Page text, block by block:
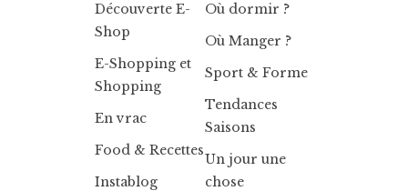
Découverte E-
Shop
E-Shopping et
Shopping
En vrac
Food & Recettes
Instablog
Où dormir ?
Où Manger ?
Sport & Forme
Tendances
Saisons
Un jour une
chose